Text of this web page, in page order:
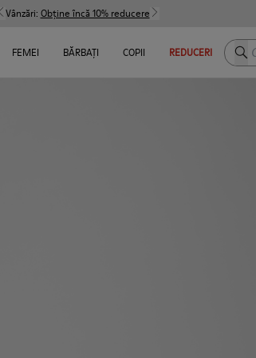
Vânzări: Obține încă 10% reducere
FEMEI BĂRBAȚI COPII REDUCERI